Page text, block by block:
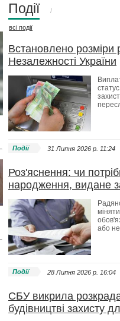
Події /
всі події
Встановлено розміри
Незалежності України
Події 31 Липня 2026 p. 11:24
Роз'яснення: чи
народження, видане
або
Події 28 Липня 2026 p. 16:04
СБУ викрила
будівництві захисту